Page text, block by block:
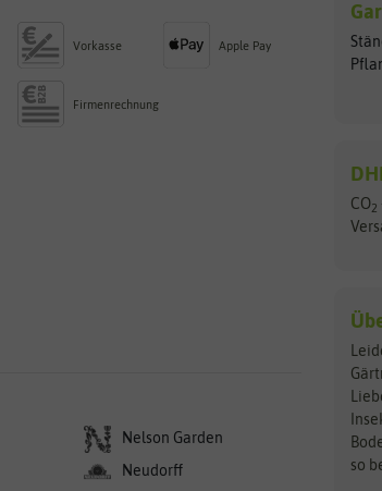
Vorkasse Apple Pay
Firmenrechnung
Nelson Garden
Neudorff
CO2
so